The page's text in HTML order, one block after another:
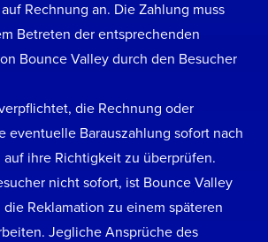
Rechnung an. Die Zahlung muss
Betreten der entsprechenden
Bounce Valley durch den Besucher
die Rechnung oder
eventuelle Barauszahlung sofort nach
ihre Richtigkeit zu überprüfen.
nicht sofort, ist Bounce Valley
Reklamation zu einem späteren
Jegliche Ansprüche des